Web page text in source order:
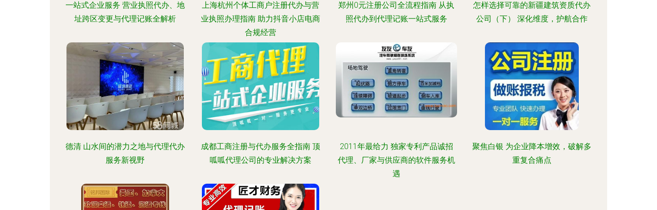
一站式企业服务 营业执照代办、地
址跨区变更与代理记账全解析
上海杭州个体工商户注册代办与营
业执照办理指南 助力抖音小店电商
合规经营
郑州0元注册公司全流程指南 从执
照代办到代理记账一站式服务
怎样选择可靠的新疆建筑资质代办
公司（下） 深化维度，护航合作
德清 山水间的潜力之地与代理代办
服务新视野
成都工商注册与代办服务全指南 顶
呱呱代理公司的专业解决方案
2011年最给力 独家专利产品诚招
代理、厂家与供应商的软件服务机
遇
聚焦白银 为企业降本增效，破解多
重复合痛点